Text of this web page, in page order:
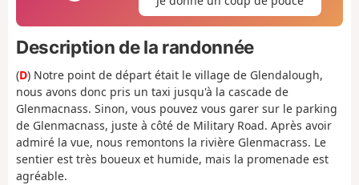
Description de la randonnée
(D) Notre point de départ était le village de Glendalough,
nous avons donc pris un taxi jusqu'à la cascade de
Glenmacnass. Sinon, vous pouvez vous garer sur le parking
de Glenmacnass, juste à côté de Military Road. Après avoir
admiré la vue, nous remontons la rivière Glenmacrass. Le
sentier est très boueux et humide, mais la promenade est
agréable.